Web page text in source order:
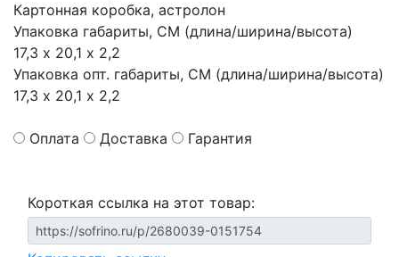
Картонная коробка, астролон
Упаковка габариты, СМ (длина/ширина/высота)
17,3 х 20,1 х 2,2
Упаковка опт. габариты, СМ (длина/ширина/высота)
17,3 х 20,1 х 2,2
Оплата Доставка Гарантия
Короткая ссылка на этот товар: